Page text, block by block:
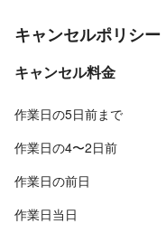
キャンセルポリシー
キャンセル料金
作業日の5日前まで
作業日の4〜2日前
作業日の前日
作業日当日